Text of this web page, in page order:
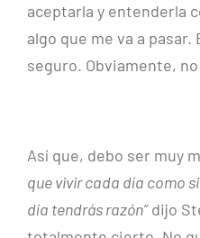
aceptarla y entenderla
algo que me va a
seguro. Obviamente,
Así que, debo ser muy
que vivir cada día como
día tendrás razón”dijo